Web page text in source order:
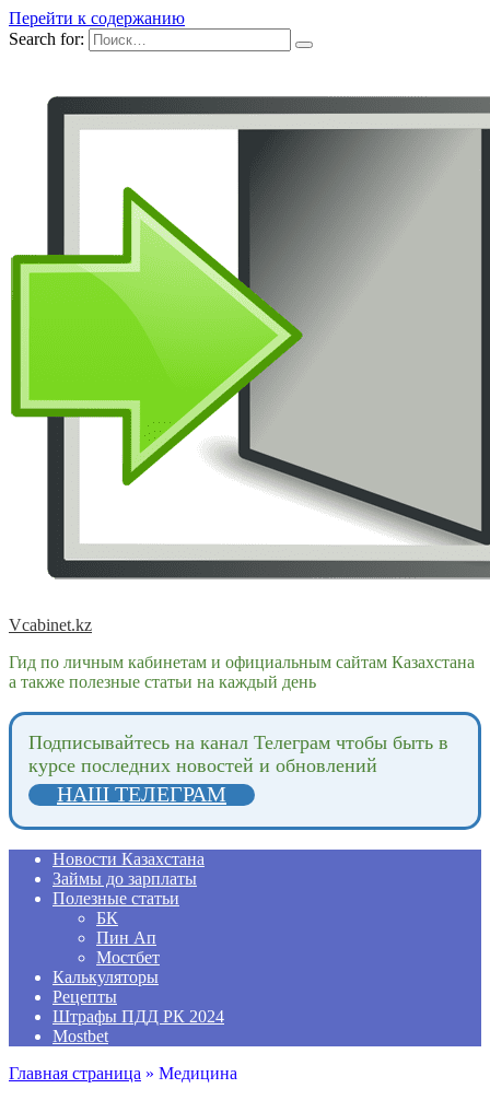
Перейти к содержанию
Search for:
Vcabinet.kz
Гид по личным кабинетам и официальным сайтам Казахстана
а также полезные статьи на каждый день
Подпиcывайтесь на канал Телеграм чтобы быть в
курсе последних новостей и обновлений
НАШ ТЕЛЕГРАМ
Новости Казахстана
Займы до зарплаты
Полезные статьи
БК
Пин Ап
Мостбет
Калькуляторы
Рецепты
Штрафы ПДД РК 2024
Mostbet
Главная страница » Медицина